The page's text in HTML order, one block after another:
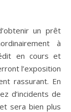
un prêt
à
en cours et
l’exposition
rassurant. En
d’incidents de
sera bien plus